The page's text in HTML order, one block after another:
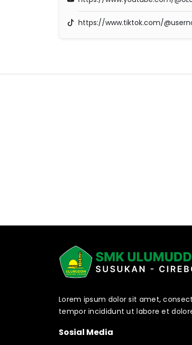
https://www.tiktok.com/
Lorem ipsum dolor sit amet,
tempor incididunt ut labore et
Sosial Media